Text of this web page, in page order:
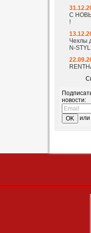
С
!
Чехлы
N-
новости:
или